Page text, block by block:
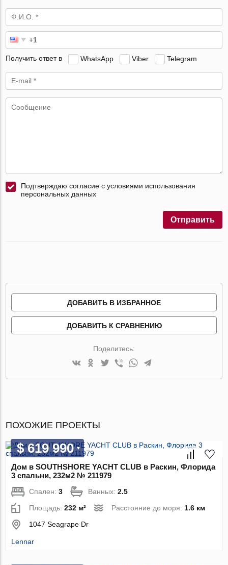
Получить ответ в WhatsApp Viber Telegram
Подтверждаю согласие с условиями использования
персональных данных
Отправить
ДОБАВИТЬ В ИЗБРАННОЕ
ДОБАВИТЬ К СРАВНЕНИЮ
Поделитесь:
ПОХОЖИЕ ПРОЕКТЫ
$ 619 990
Дом в SOUTHSHORE YACHT CLUB в Раскин, Флорида
3 спальни, 232м2 № 211979
Спален:3 Ванных:2.5
Площадь:232 м² Расстояние до моря: 1.6 км
1047 Seagrape Dr
Lennar